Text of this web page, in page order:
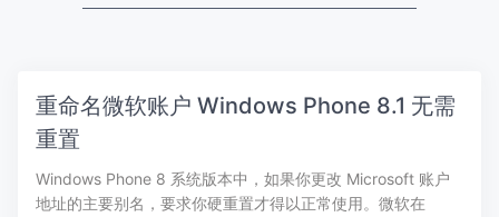
重命名微软账户 Windows Phone 8.1 无需
重置
Windows Phone 8 系统版本中，如果你更改 Microsoft 账户
地址的主要别名，要求你硬重置才得以正常使用。微软在